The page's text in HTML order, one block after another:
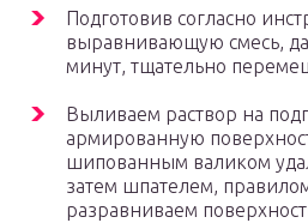
Подготовив согласно
выравнивающую смесь,
минут, тщательно
Выливаем раствор на
армированную
шипованным валиком
затем шпателем,
разравниваем